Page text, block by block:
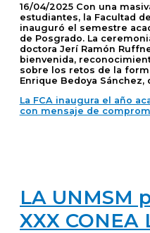
16/04/2025 Con una
estudiantes, la Facultad
inauguró el semestre
de Posgrado. La
doctora Jerí Ramón
bienvenida,
sobre los retos de la
Enrique Bedoya Sánchez,
La FCA inaugura el año
con mensaje de
LA UNMSM
XXX CONEA